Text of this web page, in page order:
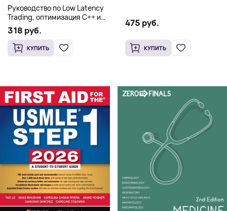
Руководство по Low Latency
Trading, оптимизация C++ и
системная архитектура для
HFT
318 руб.
КУПИТЬ
475 руб.
КУПИТЬ